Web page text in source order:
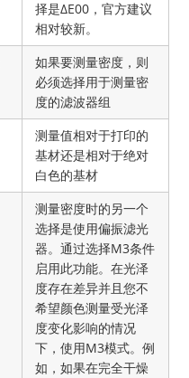
择是ΔE00，官方建议
相对较新。
如果要测量密度，则
必须选择用于测量密
度的滤波器组
测量值相对于打印的
基材还是相对于绝对
白色的基材
测量密度时的另一个
选择是使用偏振滤光
器。通过选择M3条件
启用此功能。在光泽
度存在差异并且您不
希望颜色测量受光泽
度变化影响的情况
下，使用M3模式。例
如，如果在完全干燥